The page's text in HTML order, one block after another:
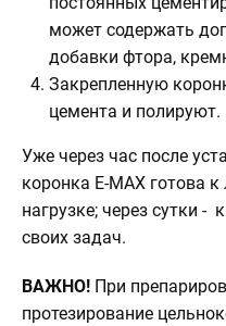
может содержать
добавки фтора,
Закрепленную
цемента и полируют.
Уже через час после
коронка E-MAX готова
нагрузке; через сутки
своих задач.
ВАЖНО! При
протезирование